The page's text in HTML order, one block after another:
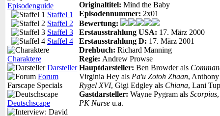
Episodenguide
Staffel 1
Staffel 2
Staffel 3
Staffel 4
Charaktere
Darsteller
Forum
Farscape Specials
Deutschscape
Originaltitel: Mind the Baby
Episodennummer: 2x01
Bewertung:
Erstausstrahlung USA: 17. März 2000
Erstausstrahlung D: 17. März 2001
Drehbuch: Richard Manning
Regie: Andrew Prowse
Hauptdarsteller: Ben Browder als
Virginia Hey als Pa'u Zotoh Zhaan,
Rygel XVI, Gigi Edgley als Chiana, Lani
Gastdarsteller: Wayne Pygram als Scorpius
PK Nurse u.a.